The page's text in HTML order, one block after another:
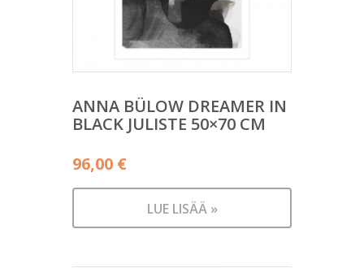
ANNA BÜLOW DREAMER IN
BLACK JULISTE 50×70 CM
96,00 €
LUE LISÄÄ »